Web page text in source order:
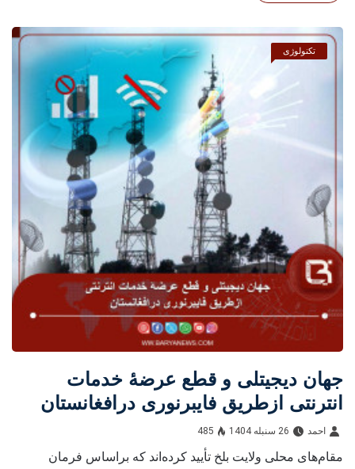
تکنولوژی
جهان دیجیتلی و قطع عرضۀ خدمات
انترنتی ازطریق فایبرنوری درافغانستان
احمد 26 سنبله 1404 485
مقام‌های محلی ولایت بلخ تأیید کرده‌اند که براساس فرمان